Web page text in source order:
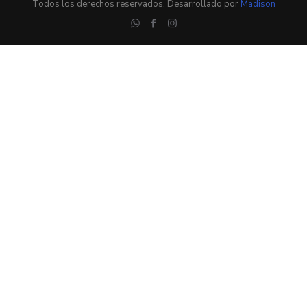
Todos los derechos reservados. Desarrollado por Madison